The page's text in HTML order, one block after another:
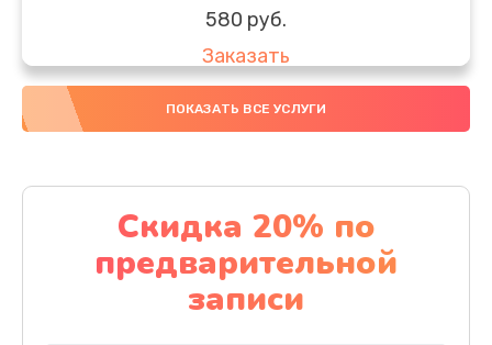
580 руб.
Заказать
Комплексная чистка
Заказать
Замена дисплея (экрана)
2000 руб.
Заказать
ПОКАЗАТЬ ВСЕ УСЛУГИ
Скидка 20% по
предварительной
записи